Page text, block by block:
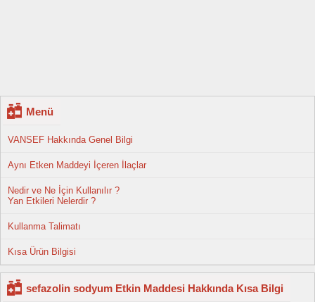
Menü
VANSEF Hakkında Genel Bilgi
Aynı Etken Maddeyi İçeren İlaçlar
Nedir ve Ne İçin Kullanılır ?
Yan Etkileri Nelerdir ?
Kullanma Talimatı
Kısa Ürün Bilgisi
sefazolin sodyum Etkin Maddesi Hakkında Kısa Bilgi